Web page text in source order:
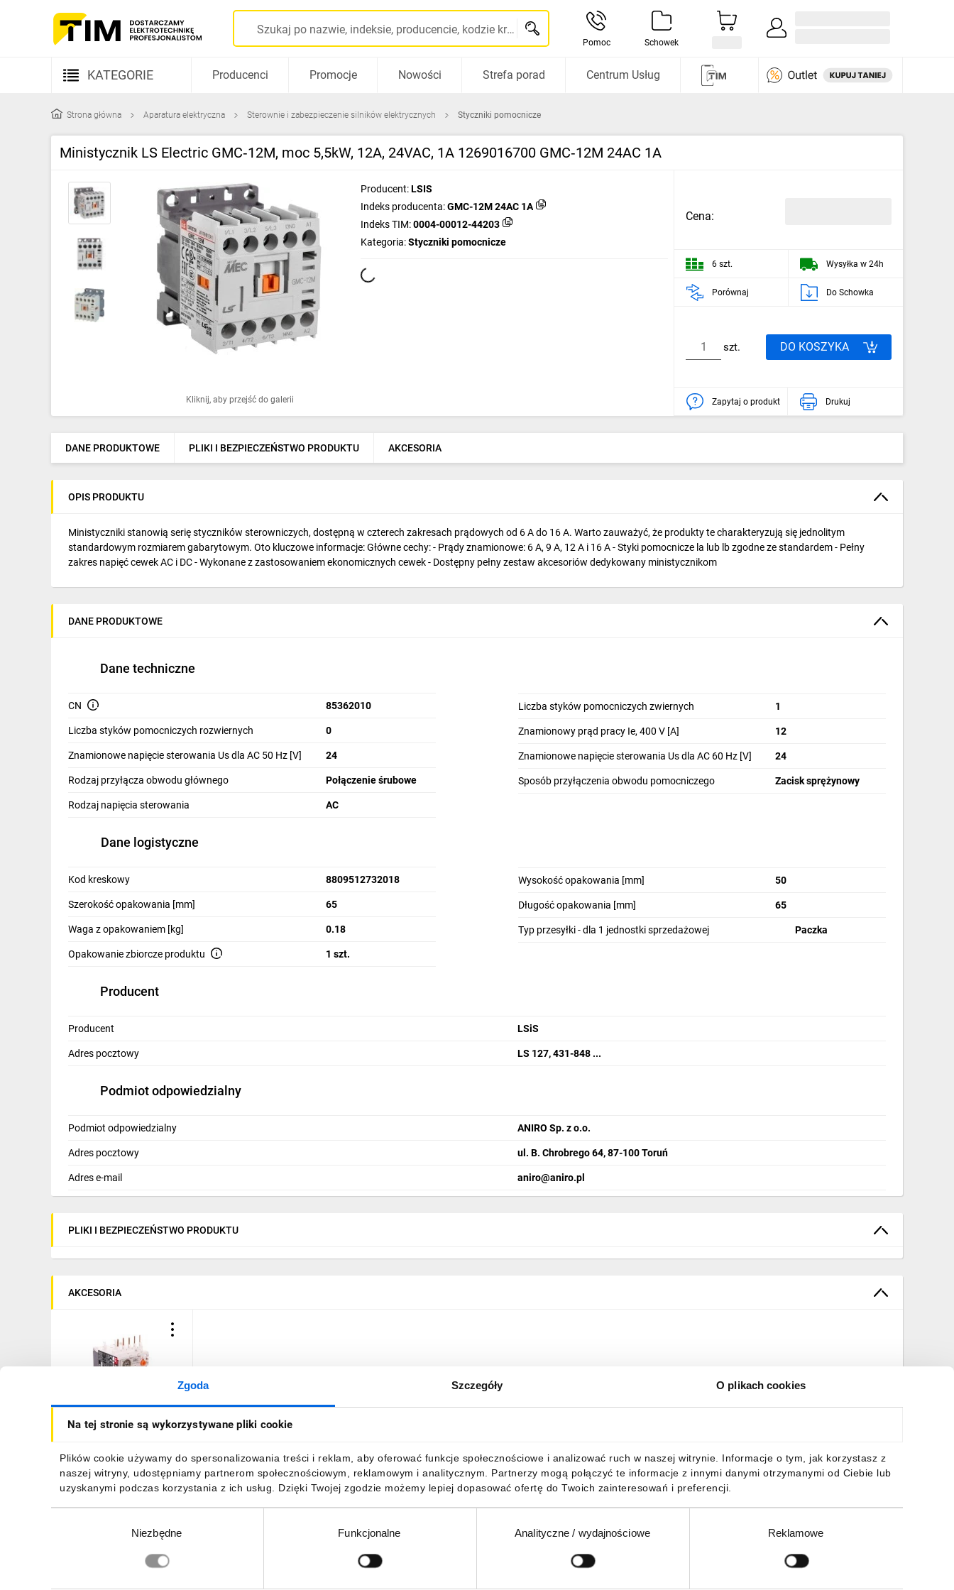
Zgoda Szczegóły O plikach cookies
Na tej stronie są wykorzystywane pliki cookie
Plików cookie używamy do spersonalizowania treści i reklam, aby oferować funkcje społecznościowe i analizować ruch w naszej witrynie. Informacje o tym, jak korzystasz z
naszej witryny, udostępniamy partnerom społecznościowym, reklamowym i analitycznym. Partnerzy mogą połączyć te informacje z innymi danymi otrzymanymi od Ciebie lub
uzyskanymi podczas korzystania z ich usług. Dzięki Twojej zgodzie możemy lepiej dopasować ofertę do Twoich zainteresowań i preferencji.
Niezbędne Funkcjonalne Analityczne / wydajnościowe Reklamowe
Szukaj po nazwie, indeksie, producencie, kodzie kreskowym...
Pomoc Schowek
KATEGORIE
Kable i przewody
Rozdzielnice i obudowy
Elementy prowadzenia kabli
Fotowoltaika
Gniazda i łączniki
Oprawy oświetleniowe
Ogrzewanie
Elektronarzędzia i mierniki
Napędy elektryczne
Pneumatyka
Dom i ogród
Klimatyzacja
Odzież ochronna i BHP
Inne
Budowa i Remont
Elektronika
Smart home
Energetyka wiatrowa
Wentylacja i rekuperacja
Producenci Promocje Nowości Strefa porad Centrum Usług
Strona główna Aparatura elektryczna Sterownie i zabezpieczenie silników elektrycznych Styczniki pomocnicze
Ministycznik LS Electric GMC‑12M, moc 5,5kW, 12A, 24VAC, 1A 1269016700 GMC‑12M 24AC 1A
Kliknij, aby przejść do galerii
Producent:LSIS
Indeks producenta:GMC-12M 24AC 1A
Indeks TIM:0004-00012-44203
Kategoria:Styczniki pomocnicze
Cena:
6 szt. Wysyłka w 24h
Porównaj Do Schowka
szt. DO KOSZYKA
Zapytaj o produkt Drukuj
DANE PRODUKTOWE PLIKI I BEZPIECZEŃSTWO PRODUKTU AKCESORIA
OPIS PRODUKTU
Ministyczniki stanowią serię styczników sterowniczych, dostępną w czterech zakresach prądowych od 6 A do 16 A. Warto zauważyć, że produkty te charakteryzują się jednolitym
standardowym rozmiarem gabarytowym. Oto kluczowe informacje: Główne cechy: - Prądy znamionowe: 6 A, 9 A, 12 A i 16 A - Styki pomocnicze la lub lb zgodne ze standardem - Pełny
zakres napięć cewek AC i DC - Wykonane z zastosowaniem ekonomicznych cewek - Dostępny pełny zestaw akcesoriów dedykowany ministycznikom
DANE PRODUKTOWE
Dane techniczne
CN 85362010
Liczba styków pomocniczych rozwiernych 0
Znamionowe napięcie sterowania Us dla AC 50 Hz [V] 24
Rodzaj przyłącza obwodu głównego Połączenie śrubowe
Rodzaj napięcia sterowania AC
Liczba styków pomocniczych zwiernych 1
Znamionowy prąd pracy Ie, 400 V [A] 12
Znamionowe napięcie sterowania Us dla AC 60 Hz [V] 24
Sposób przyłączenia obwodu pomocniczego Zacisk sprężynowy
Dane logistyczne
Kod kreskowy 8809512732018
Szerokość opakowania [mm] 65
Waga z opakowaniem [kg] 0.18
Opakowanie zbiorcze produktu 1 szt.
Wysokość opakowania [mm] 50
Długość opakowania [mm] 65
Typ przesyłki - dla 1 jednostki sprzedażowej Paczka
Producent
Producent LSiS
Adres pocztowy LS 127, 431-848 ...
Podmiot odpowiedzialny
Podmiot odpowiedzialny ANIRO Sp. z o.o.
Adres pocztowy ul. B. Chrobrego 64, 87-100 Toruń
Adres e-mail aniro@aniro.pl
PLIKI I BEZPIECZEŃSTWO PRODUKTU
AKCESORIA
Przekaźnik termiczny do
ministyczników LS Electric
1271002900 GTK-12M 0.1-
0.16A
72,64 złbrutto